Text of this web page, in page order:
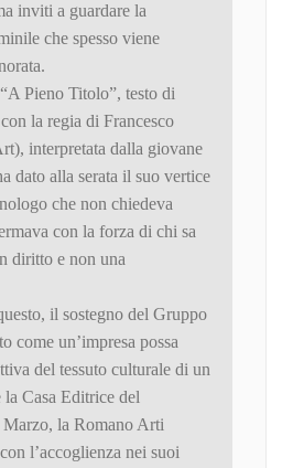
inviti a guardare la
che spesso viene
Pieno Titolo”, testo di
la regia di Francesco
interpretata dalla giovane
dato alla serata il suo vertice
che non chiedeva
con la forza di chi sa
diritto e non una
il sostegno del Gruppo
come un’impresa possa
del tessuto culturale di un
Casa Editrice del
Marzo, la Romano Arti
l’accoglienza nei suoi